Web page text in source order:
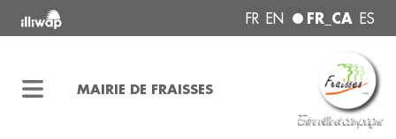
FR EN FR_CA ES
MAIRIE DE FRAISSES